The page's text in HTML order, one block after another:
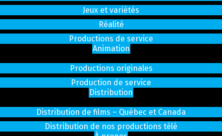
Jeux et variétés
Réalité
Productions de service
Animation
Productions originales
Production de service
Distribution
Distribution de films – Québec et Canada
Distribution de nos productions télé